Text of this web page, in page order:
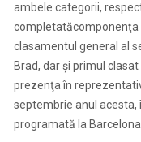
ambele categorii,
completatăcomponenţa
clasamentul general al
Brad, dar și primul
prezenţa în
septembrie anul acesta,
programată la Barcelona.